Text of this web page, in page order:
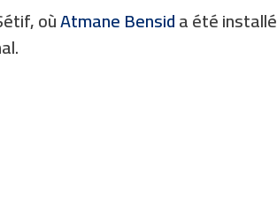
oùAtmane Bensida été installé